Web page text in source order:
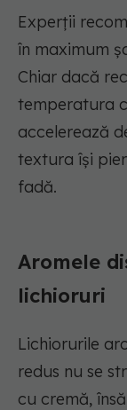
Experții
în maximum
Chiar dacă
temperatura
accelerează
textura își
fadă.
Aromele
lichioruri
Lichiorurile
redus nu se
cu cremă,